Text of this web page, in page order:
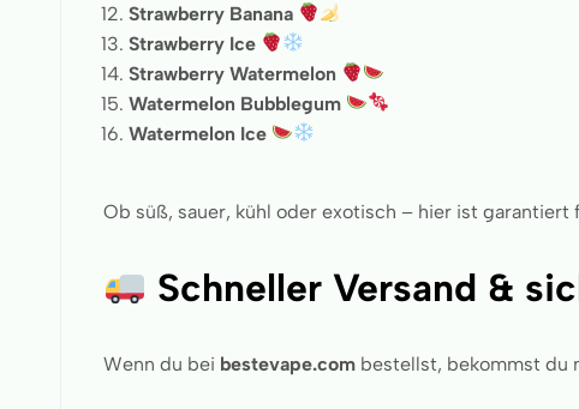
Strawberry Banana
Strawberry Ice
Strawberry Watermelon
Watermelon Bubblegum
Watermelon Ice
Ob süß, sauer, kühl oder exotisch – hier ist garantiert
Schneller Versand &
Wenn du bei bestevape.com bestellst, bekommst du